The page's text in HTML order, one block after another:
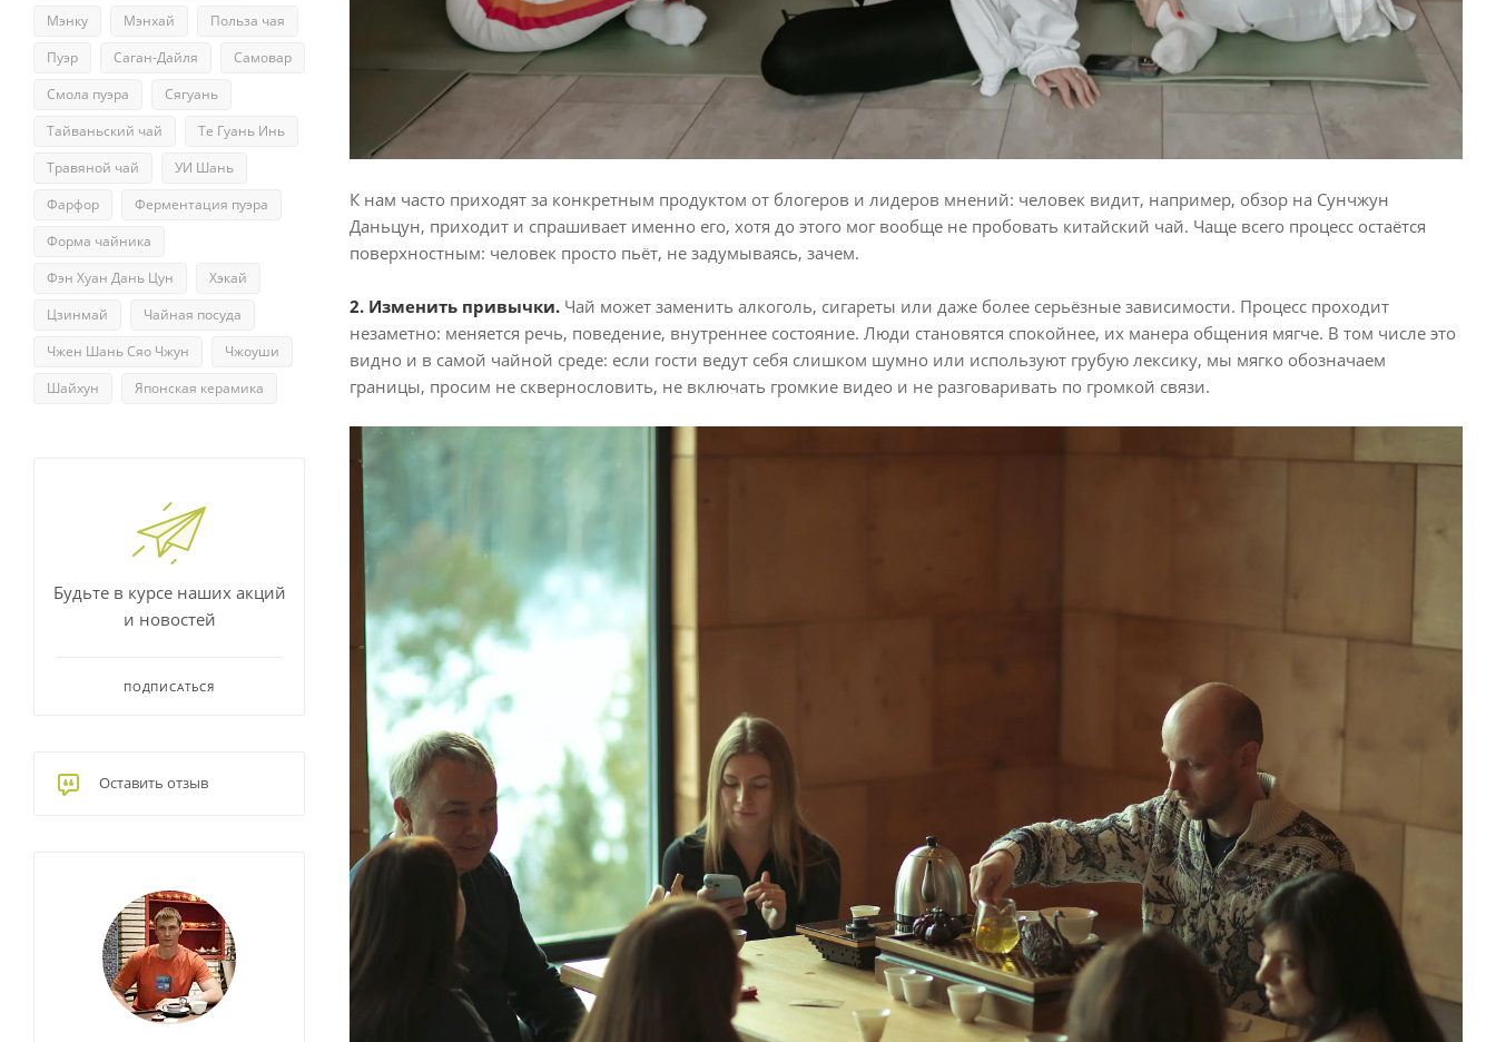
К нам часто приходят за конкретным продуктом от блогеров и лидеров мнений: человек видит, например, обзор на Сунчжун
Даньцун, приходит и спрашивает именно его, хотя до этого мог вообще не пробовать китайский чай. Чаще всего процесс остаётся
поверхностным: человек просто пьёт, не задумываясь, зачем.
2. Изменить привычки. Чай может заменить алкоголь, сигареты или даже более серьёзные зависимости. Процесс проходит
незаметно: меняется речь, поведение, внутреннее состояние. Люди становятся спокойнее, их манера общения мягче. В том числе это
видно и в самой чайной среде: если гости ведут себя слишком шумно или используют грубую лексику, мы мягко обозначаем
границы, просим не сквернословить, не включать громкие видео и не разговаривать по громкой связи.
Мэнку
Мэнхай
Польза чая
Пуэр
Саган-Дайля
Самовар
Смола пуэра
Сягуань
Тайваньский чай
Те Гуань Инь
Травяной чай
УИ Шань
Фарфор
Ферментация пуэра
Форма чайника
Фэн Хуан Дань Цун
Хэкай
Цзинмай
Чайная посуда
Чжен Шань Сяо Чжун
Чжоуши
Шайхун
Японская керамика
Будьте в курсе наших акций
и новостей
ПОДПИСАТЬСЯ
Оставить отзыв